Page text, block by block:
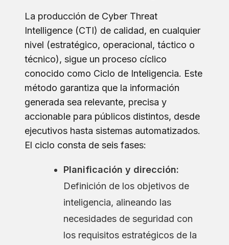
La producción de Cyber Threat
Intelligence (CTI) de calidad, en cualquier
nivel (estratégico, operacional, táctico o
técnico), sigue un proceso cíclico
conocido como Ciclo de Inteligencia. Este
método garantiza que la información
generada sea relevante, precisa y
accionable para públicos distintos, desde
ejecutivos hasta sistemas automatizados.
El ciclo consta de seis fases:
Planificación y dirección:
Definición de los objetivos de
inteligencia, alineando las
necesidades de seguridad con
los requisitos estratégicos de la